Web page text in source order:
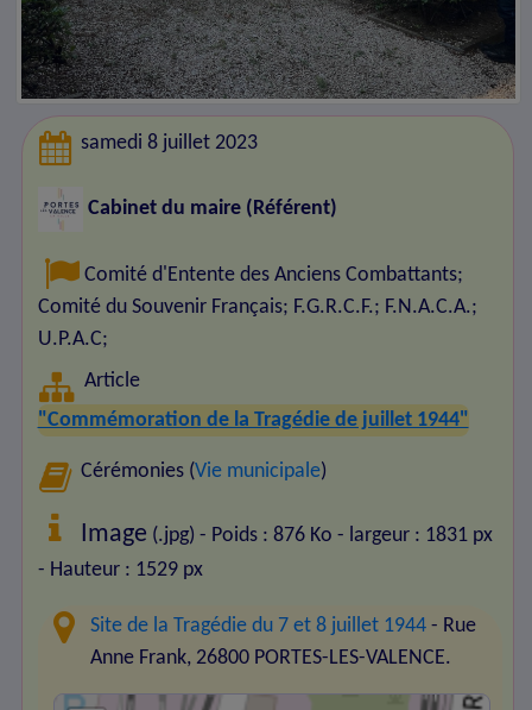
samedi 8 juillet 2023
Cabinet du maire (Référent)
Comité d'Entente des Anciens Combattants;
Comité du Souvenir Français; F.G.R.C.F.; F.N.A.C.A.;
U.P.A.C;
Article
"Commémoration de la Tragédie de juillet 1944"
Cérémonies (Vie municipale)
Image (.jpg) - Poids : 876 Ko - largeur : 1831 px
- Hauteur : 1529 px
Site de la Tragédie du 7 et 8 juillet 1944 - Rue
Anne Frank, 26800 PORTES-LES-VALENCE.